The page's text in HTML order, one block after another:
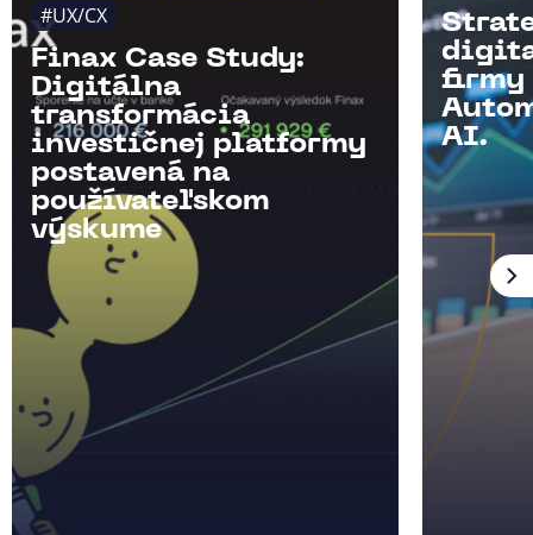
#UX/CX
Finax Case Study:
Digitálna
transformácia
investičnej platformy
postavená na
používateľskom
výskume
firmy
AI.